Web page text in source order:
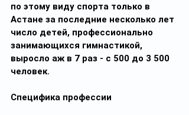
по этому виду спорта только в
Астане за последние несколько лет
число детей, профессионально
занимающихся гимнастикой,
выросло аж в 7 раз - с 500 до 3 500
человек.
Специфика профессии